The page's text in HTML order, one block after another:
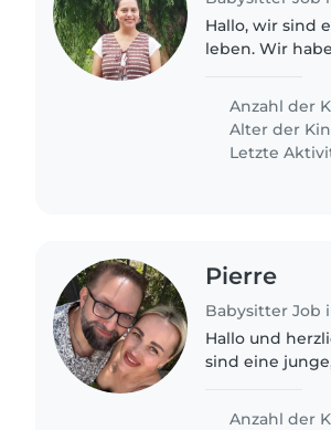
Hallo, wir sind eine indische Familie, die hier in Dresden
leben. Wir
Anzahl der
Alter der
Letzte
Pierre
Babysitter Job
Hallo und
sind eine
Anzahl der